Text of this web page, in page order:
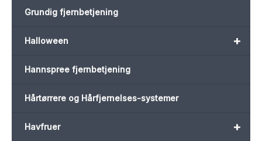
Grundig fjernbetjening
+
Halloween
Hannspree fjernbetjening
Hårtørrere og Hårfjernelses-systemer
+
Havfruer